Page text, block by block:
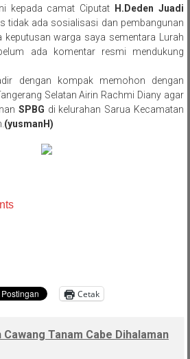
kepada camat Ciputat
H.Deden Juadi
tidak ada sosialisasi dan pembangunan
keputusan warga saya sementara Lurah
ada komentar resmi mendukung
dengan kompak memohon dengan
Selatan Airin Rachmi Diany agar
SPBG di kelurahan Sarua Kecamatan
(yusmanH)
Cetak
Cawang Tanam Cabe Dihalaman